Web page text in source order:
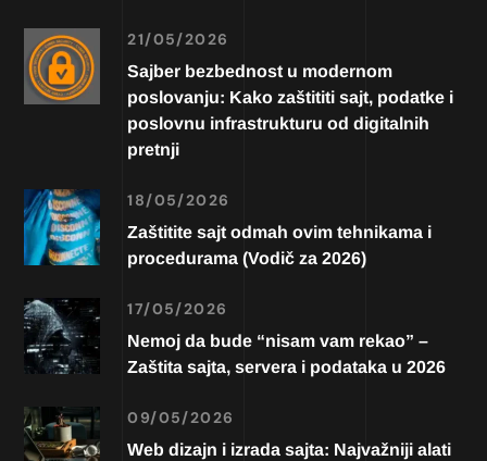
21/05/2026
Sajber bezbednost u modernom
poslovanju: Kako zaštititi sajt, podatke i
poslovnu infrastrukturu od digitalnih
pretnji
18/05/2026
Zaštitite sajt odmah ovim tehnikama i
procedurama (Vodič za 2026)
17/05/2026
Nemoj da bude “nisam vam rekao” –
Zaštita sajta, servera i podataka u 2026
09/05/2026
Web dizajn i izrada sajta: Najvažniji alati